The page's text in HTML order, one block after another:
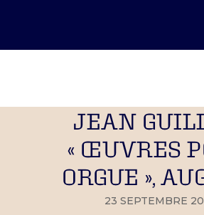
JEAN
« ŒUVRES
ORGUE »,
23 SEPTEMBRE